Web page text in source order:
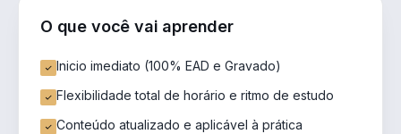
O que você vai aprender
Inicio imediato (100% EAD e Gravado)
Flexibilidade total de horário e ritmo de estudo
Conteúdo atualizado e aplicável à prática